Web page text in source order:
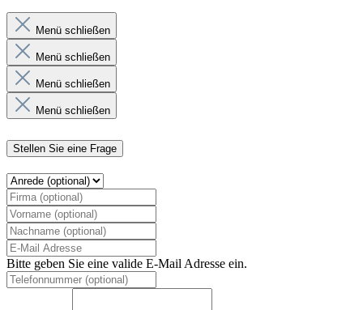
Menü schließen
Menü schließen
Menü schließen
Menü schließen
Stellen Sie eine Frage
Bitte geben Sie eine valide E-Mail Adresse ein.